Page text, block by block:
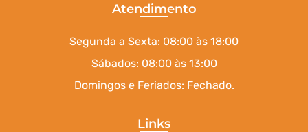
Atendimento
Segunda a Sexta: 08:00 às 18:00
Sábados: 08:00 às 13:00
Domingos e Feriados: Fechado.
Links